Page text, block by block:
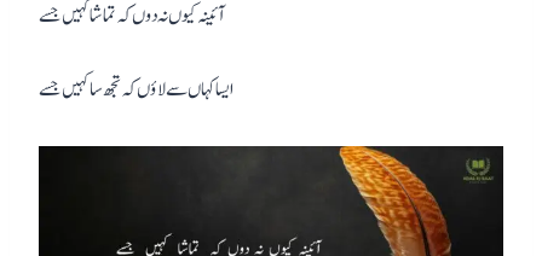
آئینہ کیوں نہ دوں کہ تماشا کہیں جسے
ایسا کہاں سے لاؤں کہ تجھ سا کہیں جسے